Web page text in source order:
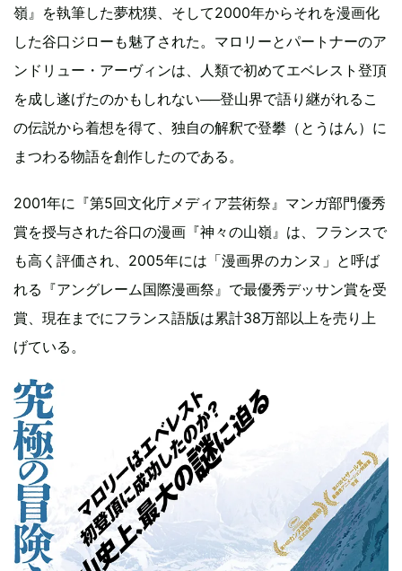
嶺』を執筆した夢枕獏、そして2000年からそれを漫画化
した谷口ジローも魅了された。マロリーとパートナーのア
ンドリュー・アーヴィンは、人類で初めてエベレスト登頂
を成し遂げたのかもしれない──登山界で語り継がれるこ
の伝説から着想を得て、独自の解釈で登攀（とうはん）に
まつわる物語を創作したのである。
2001年に『第5回文化庁メディア芸術祭』マンガ部門優秀
賞を授与された谷口の漫画『神々の山嶺』は、フランスで
も高く評価され、2005年には「漫画界のカンヌ」と呼ば
れる『アングレーム国際漫画祭』で最優秀デッサン賞を受
賞、現在までにフランス語版は累計38万部以上を売り上
げている。